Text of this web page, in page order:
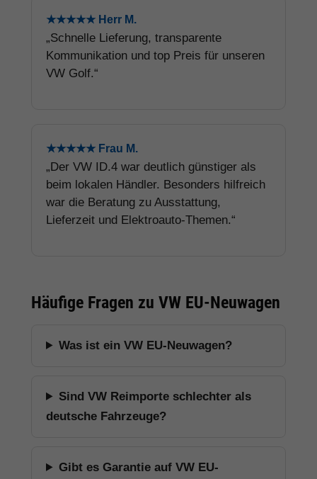
★★★★★ Herr M.
„Schnelle Lieferung, transparente
Kommunikation und top Preis für unseren
VW Golf.“
★★★★★ Frau M.
„Der VW ID.4 war deutlich günstiger als
beim lokalen Händler. Besonders hilfreich
war die Beratung zu Ausstattung,
Lieferzeit und Elektroauto-Themen.“
Häufige Fragen zu VW EU-Neuwagen
Was ist ein VW EU-Neuwagen?
Sind VW Reimporte schlechter als
deutsche Fahrzeuge?
Gibt es Garantie auf VW EU-